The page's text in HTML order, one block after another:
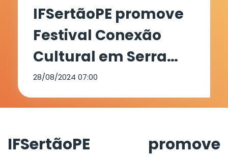
IFSertãoPE promove
Festival Conexão
Cultural em Serra
Talhada e destaca
talentos locais
28/08/2024 07:00
IFSertãoPE promove